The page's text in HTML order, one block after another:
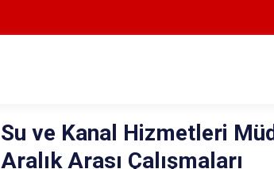
Su ve Kanal Hizmetleri
Aralık Arası Çalışmaları